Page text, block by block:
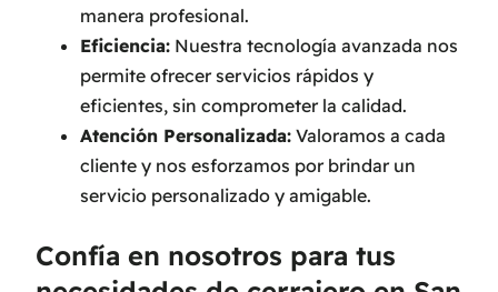
manera profesional.
Eficiencia: Nuestra tecnología avanzada nos
permite ofrecer servicios rápidos y
eficientes, sin comprometer la calidad.
Atención Personalizada: Valoramos a cada
cliente y nos esforzamos por brindar un
servicio personalizado y amigable.
Confía en nosotros para tus